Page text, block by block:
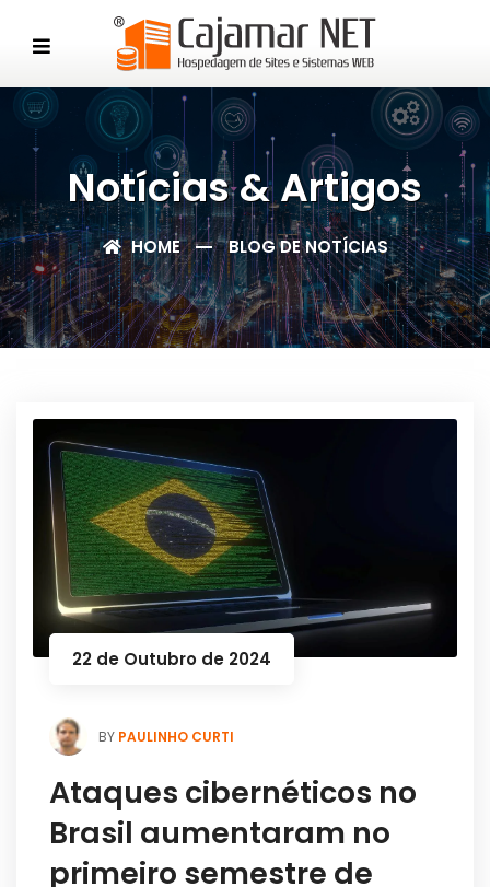
Notícias & Artigos
HOME BLOG DE NOTÍCIAS
22 de Outubro de 2024
BY PAULINHO CURTI
Ataques cibernéticos no
Brasil aumentaram no
primeiro semestre de